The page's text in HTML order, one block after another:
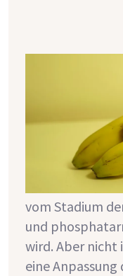
Kalium &
Kalium und
Mineralstoffe,
Das liegt
chronischer
vom Stadium
und
wird. Aber nicht
eine